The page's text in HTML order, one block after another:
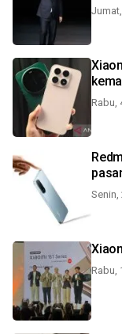
Rabu,
Senin,
Rabu,